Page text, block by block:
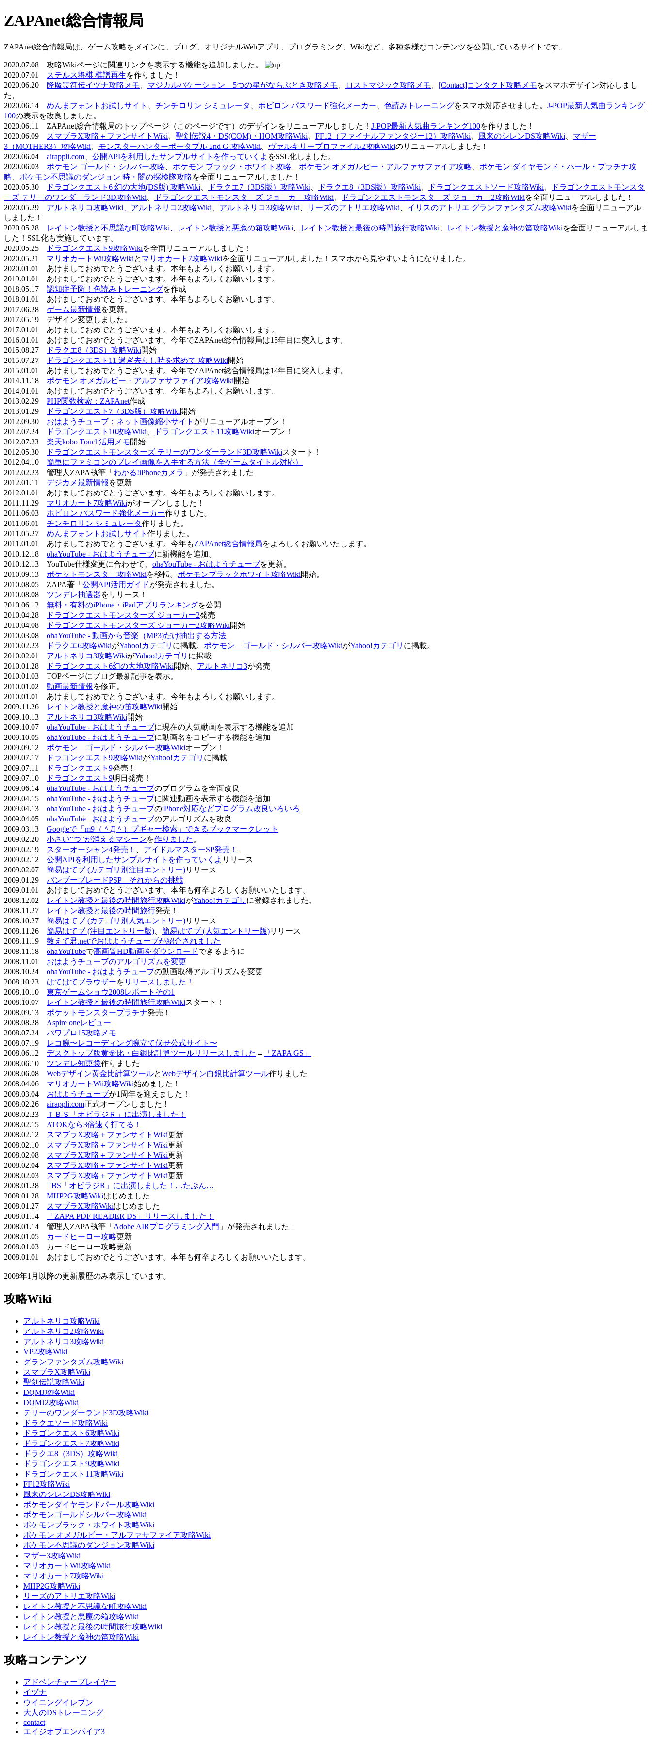
ZAPAnet総合情報局
ZAPAnet総合情報局は、ゲーム攻略をメインに、ブログ、オリジナルWebアプリ、プログラミング、Wikiなど、多種多様なコンテンツを公開しているサイトです。
2020.07.08 攻略Wikiページに関連リンクを表示する機能を追加しました。
2020.07.01
ステルス将棋 棋譜再生を作りました！
2020.06.20
降魔霊符伝イヅナ攻略メモ マジカルバケーション 5つの星がならぶとき攻略メモ ロストマジック攻略メモ [Contact]コンタクト攻略メモをスマホデザイン対応しまし
た。
2020.06.14 めんまフォントお試しサイト チンチロリン シミュレータ ホビロン パスワード強化メーカー 色読みトレーニングをスマホ対応させました。 J-POP最新人気曲ランキング
100の表示を改良しました。
2020.06.11 ZAPAnet総合情報局のトップページ（このページです）のデザインをリニューアルしました！ J-POP最新人気曲ランキング100を作りました！
2020.06.09
スマブラX攻略＋ファンサイトWiki 聖剣伝説4・DS(COM)・HOM攻略Wiki FF12（ファイナルファンタジー12）攻略Wiki 風来のシレンDS攻略Wiki
マザー
3（MOTHER3）攻略Wiki
モンスターハンターポータブル 2nd G 攻略Wiki ヴァルキリープロファイル2攻略Wikiのリニューアルしました！
2020.06.04 airappli.com 公開APIを利用したサンプルサイトを作っていくよ をSSL化しました。
2020.06.03 ポケモン ゴールド・シルバー攻略 ポケモン ブラック・ホワイト攻略 ポケモン オメガルビー・アルファサファイア攻略
ポケモン ダイヤモンド・パール・プラチナ攻
略
ポケモン不思議のダンジョン 時・闇の探検隊攻略を全面リニューアルしました！
2020.05.30
ドラゴンクエスト6 幻の大地(DS版) 攻略Wiki ドラクエ7（3DS版）攻略Wiki ドラクエ8（3DS版）攻略Wiki ドラゴンクエストソード攻略Wiki
ドラゴンクエストモンスタ
ーズ テリーのワンダーランド3D攻略Wiki
ドラゴンクエストモンスターズ ジョーカー攻略Wiki ドラゴンクエストモンスターズ ジョーカー2攻略Wikiを全面リニューアルしました！
2020.05.29 アルトネリコ攻略Wiki アルトネリコ2攻略Wiki アルトネリコ3攻略Wiki リーズのアトリエ攻略Wiki イリスのアトリエ グランファンタズム攻略Wikiを全面リニューアル
しました！
2020.05.28
レイトン教授と不思議な町攻略Wiki レイトン教授と悪魔の箱攻略Wiki レイトン教授と最後の時間旅行攻略Wiki レイトン教授と魔神の笛攻略Wikiを全面リニューアルしま
した！SSL化も実施しています。
2020.05.25
ドラゴンクエスト9攻略Wikiを全面リニューアルしました！
2020.05.21 マリオカートWii攻略Wikiと マリオカート7攻略Wikiを全面リニューアルしました！スマホから見やすいようになりました。
2020.01.01 あけましておめでとうございます。本年もよろしくお願いします。
2019.01.01 あけましておめでとうございます。本年もよろしくお願いします。
2018.05.17 認知症予防！色読みトレーニングを作成
2018.01.01 あけましておめでとうございます。本年もよろしくお願いします。
2017.06.28 ゲーム最新情報 を更新。
2017.05.19 デザイン変更しました。
2017.01.01 あけましておめでとうございます。本年もよろしくお願いします。
2016.01.01 あけましておめでとうございます。今年でZAPAnet総合情報局は15年目に突入します。
2015.08.27
ドラクエ8（3DS）攻略Wiki開始
2015.07.27
ドラゴンクエスト11 過ぎ去りし時を求めて 攻略Wiki開始
2015.01.01 あけましておめでとうございます。今年でZAPAnet総合情報局は14年目に突入します。
2014.11.18 ポケモン オメガルビー・アルファサファイア攻略Wiki開始
2014.01.01 あけましておめでとうございます。今年もよろしくお願いします。
2013.02.29 PHP関数検索：ZAPAnet作成
2013.01.29
ドラゴンクエスト7（3DS版）攻略Wiki開始
2012.09.30 おはようチューブ：ネット画像縮小サイト がリニューアルオープン！
2012.07.24
ドラゴンクエスト10攻略Wiki ドラゴンクエスト11攻略Wikiオープン！
2012.07.23 楽天kobo Touch活用メモ開始
2012.05.30
ドラゴンクエストモンスターズ テリーのワンダーランド3D攻略Wikiスタート！
2012.04.10 簡単にファミコンのプレイ画像を入手する方法（全ゲームタイトル対応）
2012.02.23 管理人ZAPA執筆「 わかる!iPhoneカメラ 」が発売されました
2012.01.11 デジカメ最新情報 を更新
2012.01.01 あけましておめでとうございます。今年もよろしくお願いします。
2011.11.29 マリオカート7攻略Wikiがオープンしました！
2011.06.03 ホビロン パスワード強化メーカー作りました。
2011.06.01 チンチロリン シミュレータ作りました。
2011.05.27 めんまフォントお試しサイト 作りました。
2011.01.01 あけましておめでとうございます。今年もZAPAnet総合情報局をよろしくお願いいたします。
2010.12.18 ohaYouTube - おはようチューブに新機能を追加。
2010.12.13 YouTube仕様変更に合わせて、 ohaYouTube - おはようチューブを更新。
2010.09.13 ポケットモンスター攻略Wikiを移転。 ポケモンブラックホワイト攻略Wiki開始。
2010.08.05 ZAPA著「 公開API活用ガイドが発売されました。
2010.08.08 ツンデレ抽選器をリリース！
2010.06.12 無料・有料のiPhone・iPadアプリランキングを公開
2010.04.28
ドラゴンクエストモンスターズ ジョーカー2発売
2010.04.08
ドラゴンクエストモンスターズ ジョーカー2攻略Wiki開始
2010.03.08 ohaYouTube - 動画から音楽（MP3)だけ抽出する方法
2010.02.23
ドラクエ6攻略WikiがYahoo!カテゴリ に掲載。 ポケモン ゴールド・シルバー攻略WikiがYahoo!カテゴリ に掲載。
2010.02.01 アルトネリコ3攻略WikiがYahoo!カテゴリ に掲載
2010.01.28
ドラゴンクエスト6幻の大地攻略Wiki開始、 アルトネリコ3が発売
2010.01.03 TOPページにブログ最新記事を表示。
2010.01.02 動画最新情報 を修正。
2010.01.01 あけましておめでとうございます。今年もよろしくお願いします。
2009.11.26
レイトン教授と魔神の笛攻略Wiki開始
2009.10.13 アルトネリコ3攻略Wiki開始
2009.10.07 ohaYouTube - おはようチューブに現在の人気動画を表示する機能を追加
2009.10.05 ohaYouTube - おはようチューブに動画名をコピーする機能を追加
2009.09.12 ポケモン ゴールド・シルバー攻略Wikiオープン！
2009.07.17
ドラゴンクエスト9攻略WikiがYahoo!カテゴリ に掲載
2009.07.11
ドラゴンクエスト9発売！
2009.07.10
ドラゴンクエスト9明日発売！
2009.06.14 ohaYouTube - おはようチューブのプログラムを全面改良
2009.04.15 ohaYouTube - おはようチューブに関連動画を表示する機能を追加
2009.04.13 ohaYouTube - おはようチューブのiPhone対応などプログラム改良いろいろ
2009.04.05 ohaYouTube - おはようチューブのアルゴリズムを改良
2009.03.13 Googleで「m9（＾Д＾）プギャー検索」できるブックマークレット
2009.02.20 小さい“つ”が消えるマシーンを作りました 。
2009.02.19
スターオーシャン4発売！
アイドルマスターSP発売！
2009.02.12 公開APIを利用したサンプルサイトを作っていくよ リリース
2009.02.07 簡易はてブ (カテゴリ別注目エントリー)リリース
2009.01.29 バンブーブレードPSP それからの挑戦
2009.01.01 あけましておめでとうございます。本年も何卒よろしくお願いいたします。
2008.12.02
レイトン教授と最後の時間旅行攻略WikiがYahoo!カテゴリ に登録されました。
2008.11.27
レイトン教授と最後の時間旅行発売！
2008.10.27 簡易はてブ (カテゴリ別人気エントリー)リリース
2008.11.26 簡易はてブ (注目エントリー版) 簡易はてブ (人気エントリー版)リリース
2008.11.19 教えて君.netでおはようチューブが紹介されました
2008.11.18 ohaYouTubeで高画質HD動画をダウンロードできるように
2008.11.01 おはようチューブのアルゴリズムを変更
2008.10.24 ohaYouTube - おはようチューブの動画取得アルゴリズムを変更
2008.10.23 はてはてブラウザーを リリースしました！
2008.10.10 東京ゲームショウ2008レポートその1
2008.10.07
レイトン教授と最後の時間旅行攻略Wikiスタート！
2008.09.13 ポケットモンスタープラチナ発売！
2008.08.28 Aspire oneレビュー
2008.07.24 パワプロ15攻略メモ
2008.07.19
レコ腕〜レコーディング腕立て伏せ公式サイト〜
2008.06.12 デスクトップ版黄金比・白銀比計算ツールリリースしました →
「ZAPA GS」
2008.06.10 ツンデレ知恵袋作りました
2008.06.08 Webデザイン黄金比計算ツールとWebデザイン白銀比計算ツール作りました
2008.04.06 マリオカートWii攻略Wiki始めました！
2008.03.04 おはようチューブが1周年を迎えました！
2008.02.26 airappli.com正式オープンしました！
2008.02.23
ＴＢＳ「オビラジＲ」に出演しました！
2008.02.15 ATOKなら3倍速く打てる！
2008.02.12
スマブラX攻略＋ファンサイトWiki更新
2008.02.10
スマブラX攻略＋ファンサイトWiki更新
2008.02.08
スマブラX攻略＋ファンサイトWiki更新
2008.02.04
スマブラX攻略＋ファンサイトWiki更新
2008.02.03
スマブラX攻略＋ファンサイトWiki更新
2008.01.28 TBS「オビラジR」に出演しました！…たぶん…
2008.01.28 MHP2G攻略Wikiはじめました
2008.01.27
スマブラX攻略Wikiはじめました
2008.01.14
「ZAPA PDF READER DS」リリースしました！
2008.01.14 管理人ZAPA執筆「 Adobe AIRプログラミング入門 」が発売されました！
2008.01.05
カードヒーロー攻略更新
2008.01.03 カードヒーロー攻略更新
2008.01.01 あけましておめでとうございます。本年も何卒よろしくお願いいたします。
2008年1月以降の更新履歴のみ表示しています。
攻略Wiki
アルトネリコ攻略Wiki
アルトネリコ2攻略Wiki
アルトネリコ3攻略Wiki
VP2攻略Wiki
グランファンタズム攻略Wiki
スマブラX攻略Wiki
聖剣伝説攻略Wiki
DQMJ攻略Wiki
DQMJ2攻略Wiki
テリーのワンダーランド3D攻略Wiki
ドラクエソード攻略Wiki
ドラゴンクエスト6攻略Wiki
ドラゴンクエスト7攻略Wiki
ドラクエ8（3DS）攻略Wiki
ドラゴンクエスト9攻略Wiki
ドラゴンクエスト11攻略Wiki
FF12攻略Wiki
風来のシレンDS攻略Wiki
ポケモンダイヤモンドパール攻略Wiki
ポケモンゴールドシルバー攻略Wiki
ポケモンブラック・ホワイト攻略Wiki
ポケモン オメガルビー・アルファサファイア攻略Wiki
ポケモン不思議のダンジョン攻略Wiki
マザー3攻略Wiki
マリオカートWii攻略Wiki
マリオカート7攻略Wiki
MHP2G攻略Wiki
リーズのアトリエ攻略Wiki
レイトン教授と不思議な町攻略Wiki
レイトン教授と悪魔の箱攻略Wiki
レイトン教授と最後の時間旅行攻略Wiki
レイトン教授と魔神の笛攻略Wiki
攻略コンテンツ
アドベンチャープレイヤー
イヅナ
ウイニングイレブン
大人のDSトレーニング
contact
エイジオブエンパイア3